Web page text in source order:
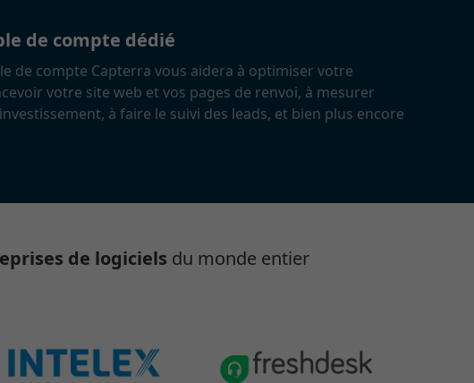
de compte dédié
de compte Capterra vous aidera à optimiser votre
votre site web et vos pages de renvoi, à mesurer
à faire le suivi des leads, et bien plus encore
de logiciels du monde entier